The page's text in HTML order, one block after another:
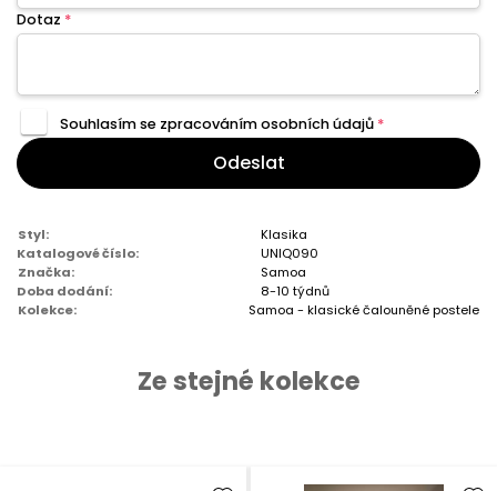
Dotaz *
Souhlasím se zpracovánímosobních údajů *
Odeslat
Styl:
Klasika
Katalogové číslo:
UNIQ090
Značka:
Samoa
Doba dodání:
8-10 týdnů
Kolekce:
Samoa - klasické čalouněné postele
Ze stejné kolekce